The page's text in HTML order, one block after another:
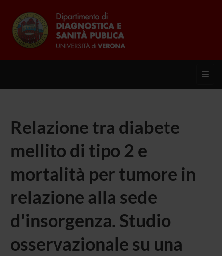
Relazione tra diabete
mellito di tipo 2 e
mortalità per tumore in
relazione alla sede
d'insorgenza. Studio
osservazionale su una